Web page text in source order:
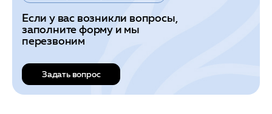
Если у вас возникли вопросы,
заполните форму и мы
перезвоним
Задать вопрос